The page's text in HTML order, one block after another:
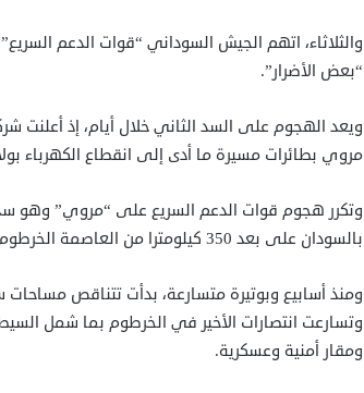
والثلاثاء، اتهم الجيش السوداني “قوات الدعم
“بعض الأضرار”.
ويعد الهجوم على السد الثاني خلال أيام، إذ أعلنت
مروي بطائرات مسيرة ما أدى إلى انقطاع الكهرباء
وتكرر هجوم قوات الدعم السريع على “مروي” وهو
بالسودان على بعد 350 كيلومترا من العاصمة الخرطوم.
ومنذ أسابيع وبوتيرة متسارعة، بدأت تتناقص
وتسارعت انتصارات الأخير في الخرطوم بما شمل
ومقار أمنية وعسكرية.